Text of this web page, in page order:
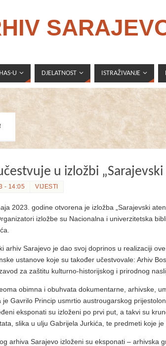
U DJELATNOST ISTRAŽIVANJE
u izložbi
- 14:05 VIJESTI
2023. godine otvorena je izložba „Sarajevski
izložbe su Nacionalna i univerzitetska
arhiv Sarajevo je dao svoj doprinos u realizaciji
ustanove koje su također učestvovale: Arhiv
za zaštitu kulturno-historijskog i prirodnog
obimna i obuhvata dokumentarne, arhivske,
je Gavrilo Princip usmrtio austrougarskog
eksponati su izloženi po prvi put, a takvi su
slika u ulju Gabrijela Jurkića, te predmeti koje
arhiva Sarajevo izloženi su eksponati – arhivska